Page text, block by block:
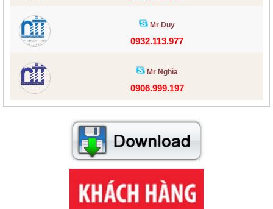
Mr Duy
0932.113.977
Mr Nghĩa
0906.999.197